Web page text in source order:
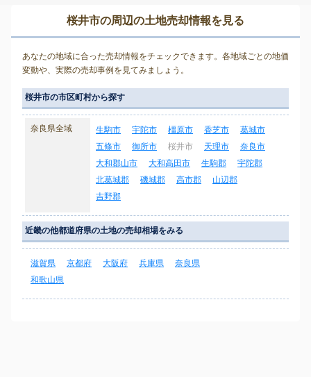
桜井市の周辺の土地売却情報を見る
あなたの地域に合った売却情報をチェックできます。各地域ごとの地価
変動や、実際の売却事例を見てみましょう。
桜井市の市区町村から探す
奈良県全域 生駒市 宇陀市 橿原市 香芝市
葛城市
五條市
御所市 桜井市 天理市
奈良市
大和郡山市
大和高田市 生駒郡
宇陀郡
北葛城郡
磯城郡 高市郡
山辺郡
吉野郡
近畿の他都道府県の土地の売却相場をみる
滋賀県 京都府 大阪府 兵庫県
奈良県
和歌山県